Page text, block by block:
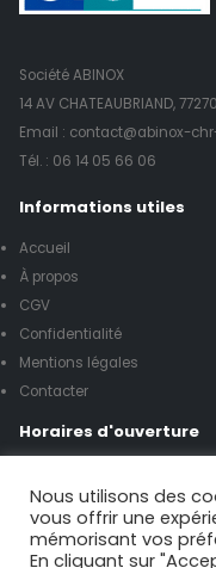
Société ABINOX
14 AV CHATEAUBRIAND,
Email : contact@abinox-
Tél. : 06 14 05 66 06
Informations utiles
Accueil
À propos
CGV
Confidentialité
Mentions légales
Contacter
Horaires d'ouverture
Samedi de 9h00 à 12h00
Nous utilisons des
vous offrir une
mémorisant vos
En cliquant sur